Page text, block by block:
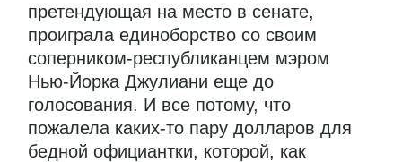
претендующая на место в сенате,
проиграла единоборство со своим
соперником-республиканцем мэром
Нью-Йорка Джулиани еще до
голосования. И все потому, что
пожалела каких-то пару долларов для
бедной официантки, которой, как